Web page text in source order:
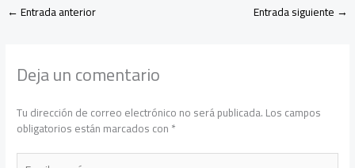
←Entrada anterior Entrada siguiente →
Deja un comentario
Tu dirección de correo electrónico no será publicada.Los campos
obligatorios están marcados con*
Escribe